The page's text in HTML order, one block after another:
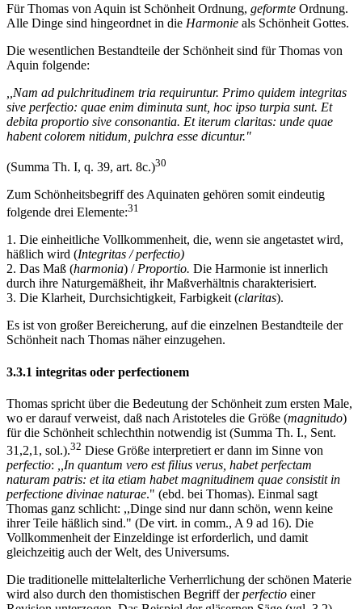
Für Thomas von Aquin ist Schönheit Ordnung, geformte Ordnung.
Alle Dinge sind hingeordnet in die Harmonie als Schönheit Gottes.
Die wesentlichen Bestandteile der Schönheit sind für Thomas von
Aquin folgende:
,,Nam ad pulchritudinem tria requiruntur. Primo quidem integritas
sive perfectio: quae enim diminuta sunt, hoc ipso turpia sunt. Et
debita proportio sive consonantia. Et iterum claritas: unde quae
habent colorem nitidum, pulchra esse dicuntur."
(Summa Th. I, q. 39, art. 8c.)30
Zum Schönheitsbegriff des Aquinaten gehören somit eindeutig
folgende drei Elemente:31
1. Die einheitliche Vollkommenheit, die, wenn sie angetastet wird,
häßlich wird (Integritas / perfectio)
2. Das Maß (harmonia) / Proportio. Die Harmonie ist innerlich
durch ihre Naturgemäßheit, ihr Maßverhältnis charakterisiert.
3. Die Klarheit, Durchsichtigkeit, Farbigkeit (claritas).
Es ist von großer Bereicherung, auf die einzelnen Bestandteile der
Schönheit nach Thomas näher einzugehen.
3.3.1 integritas oder perfectionem
Thomas spricht über die Bedeutung der Schönheit zum ersten Male,
wo er darauf verweist, daß nach Aristoteles die Größe (magnitudo)
für die Schönheit schlechthin notwendig ist (Summa Th. I., Sent.
31,2,1, sol.).32 Diese Größe interpretiert er dann im Sinne von
perfectio:
,,In quantum vero est filius verus, habet perfectam
naturam patris: et ita etiam habet magnitudinem quae consistit in
perfectione divinae naturae." (ebd. bei Thomas). Einmal sagt
Thomas ganz schlicht: ,,Dinge sind nur dann schön, wenn keine
ihrer Teile häßlich sind." (De virt. in comm., A 9 ad 16). Die
Vollkommenheit der Einzeldinge ist erforderlich, und damit
gleichzeitig auch der Welt, des Universums.
Die traditionelle mittelalterliche Verherrlichung der schönen Materie
wird also durch den thomistischen Begriff derperfectio einer